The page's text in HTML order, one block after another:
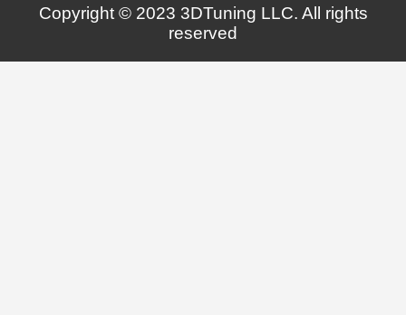
Copyright © 2023 3DTuning LLC. All rights
reserved